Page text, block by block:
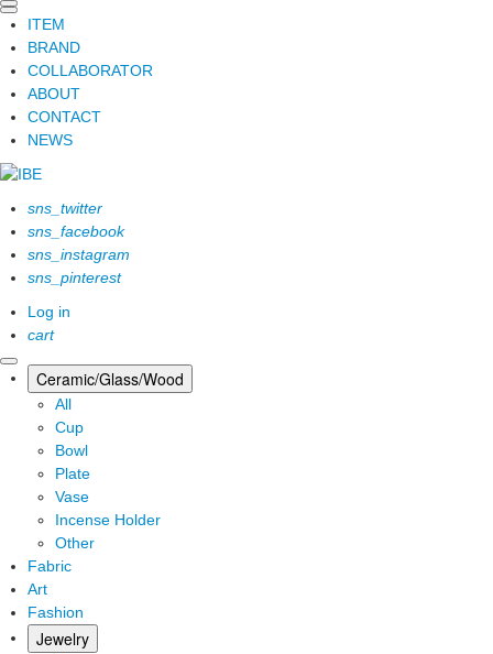
ITEM
BRAND
COLLABORATOR
ABOUT
CONTACT
NEWS
sns_twitter
sns_facebook
sns_instagram
sns_pinterest
Log in
cart
Ceramic/Glass/Wood
All
Cup
Bowl
Plate
Vase
Incense Holder
Other
Fabric
Art
Fashion
Jewelry